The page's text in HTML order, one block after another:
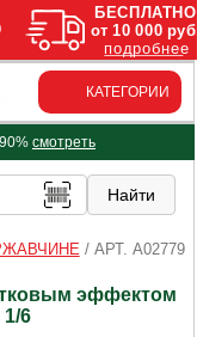
КАТЕГОРИИ
смотреть
/ АРТ. A02779
эффектом
1/6